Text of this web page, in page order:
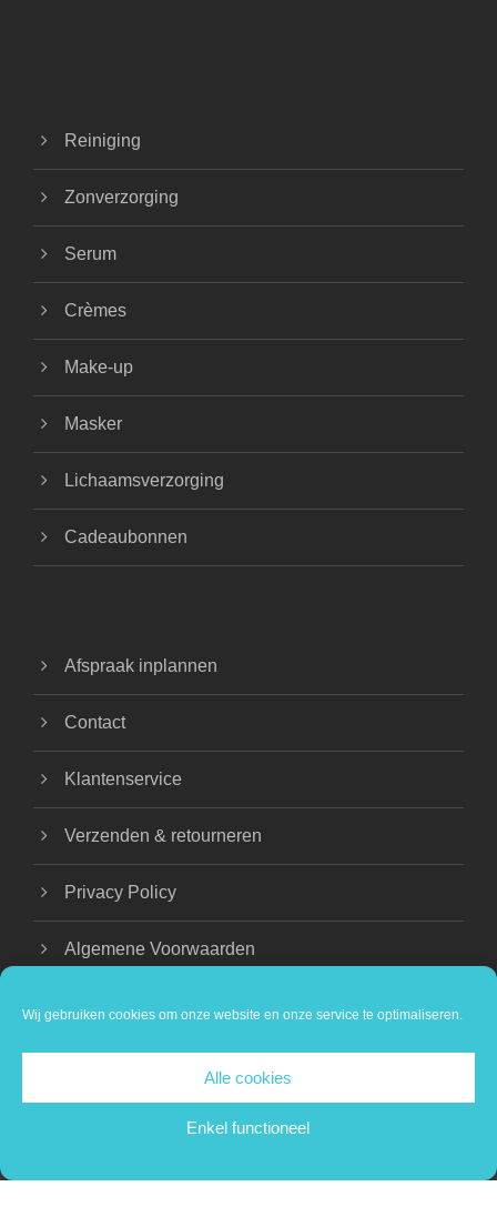
Wij gebruiken cookies om onze website en onze service te optimaliseren.
Alle cookies
Enkel functioneel
Reiniging
Zonverzorging
Serum
Crèmes
Make-up
Masker
Lichaamsverzorging
Cadeaubonnen
Afspraak inplannen
Contact
Klantenservice
Verzenden & retourneren
Privacy Policy
Algemene Voorwaarden
COPYRIGHT 2024 BEAUTIQUE NATHALIE |
PRIVACY VERKLARING